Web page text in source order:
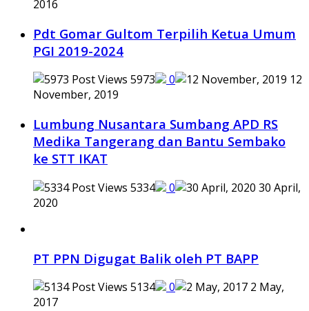
2016
Pdt Gomar Gultom Terpilih Ketua Umum
PGI 2019-2024
5973 0
12
November, 2019
Lumbung Nusantara Sumbang APD RS
Medika Tangerang dan Bantu Sembako
ke STT IKAT
5334 0
30 April,
2020
PT PPN Digugat Balik oleh PT BAPP
5134 0
2 May,
2017